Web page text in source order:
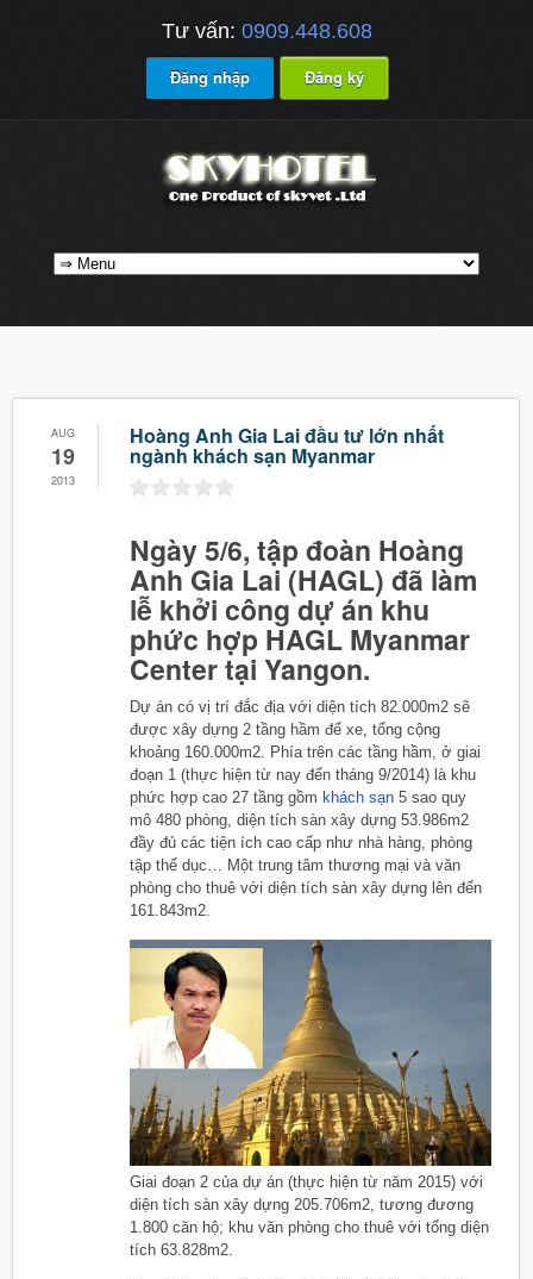
Tư vấn: 0909.448.608
Đăng nhập Đăng ký
AUG
19
2013
Hoàng Anh Gia Lai đầu tư lớn nhất
ngành khách sạn Myanmar
Ngày 5/6, tập đoàn Hoàng
Anh Gia Lai (HAGL) đã làm
lễ khởi công dự án khu
phức hợp HAGL Myanmar
Center tại Yangon.
Dự án có vị trí đắc địa với diện tích 82.000m2 sẽ
được xây dựng 2 tầng hầm để xe, tổng cộng
khoảng 160.000m2. Phía trên các tầng hầm, ở giai
đoạn 1 (thực hiện từ nay đến tháng 9/2014) là khu
phức hợp cao 27 tầng gồm khách sạn 5 sao quy
mô 480 phòng, diện tích sàn xây dựng 53.986m2
đầy đủ các tiện ích cao cấp như nhà hàng, phòng
tập thể dục… Một trung tâm thương mại và văn
phòng cho thuê với diện tích sàn xây dựng lên đến
161.843m2.
Giai đoạn 2 của dự án (thực hiện từ năm 2015) với
diện tích sàn xây dựng 205.706m2, tương đương
1.800 căn hộ; khu văn phòng cho thuê với tổng diện
tích 63.828m2.